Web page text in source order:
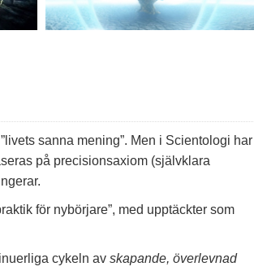
sanna mening”. Men i Scientologi har
på precisionsaxiom (självklara
för nybörjare”, med upptäckter som
cykeln av skapande, överlevnad